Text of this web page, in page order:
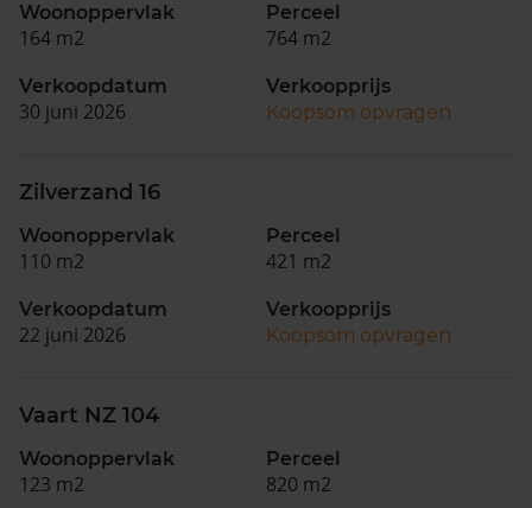
Woonoppervlak
164 m2
Perceel
764 m2
Verkoopdatum
30 juni 2026
Verkoopprijs
Koopsom opvragen
Zilverzand 16
Woonoppervlak
110 m2
Perceel
421 m2
Verkoopdatum
22 juni 2026
Verkoopprijs
Koopsom opvragen
Vaart NZ 104
Woonoppervlak
123 m2
Perceel
820 m2